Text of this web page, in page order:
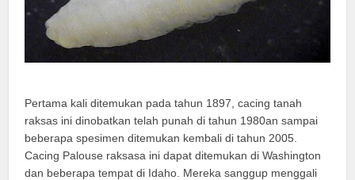
Pertama kali ditemukan pada tahun 1897, cacing tanah
raksas ini dinobatkan telah punah di tahun 1980an sampai
beberapa spesimen ditemukan kembali di tahun 2005.
Cacing Palouse raksasa ini dapat ditemukan di Washington
dan beberapa tempat di Idaho. Mereka sanggup menggali